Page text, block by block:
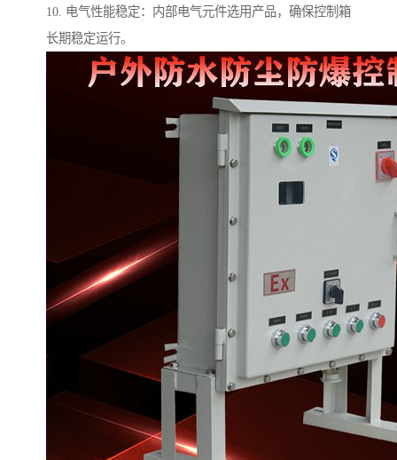
10. 电气性能稳定：内部电气元件选用产品，确保控制箱
长期稳定运行。